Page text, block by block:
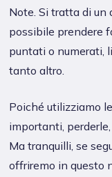
Note. Si tratta di un
possibile prendere
puntati o numerati,
tanto altro.
Poiché utilizziamo
importanti,
Ma tranquilli, se
offriremo in questo